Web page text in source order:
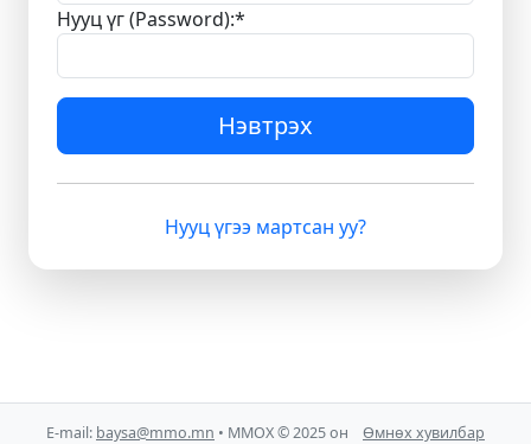
Нууц үг (Password):*
Нэвтрэх
Нууц үгээ мартсан уу?
E-mail: baysa@mmo.mn • ММОХ © 2025 он Өмнөх хувилбар